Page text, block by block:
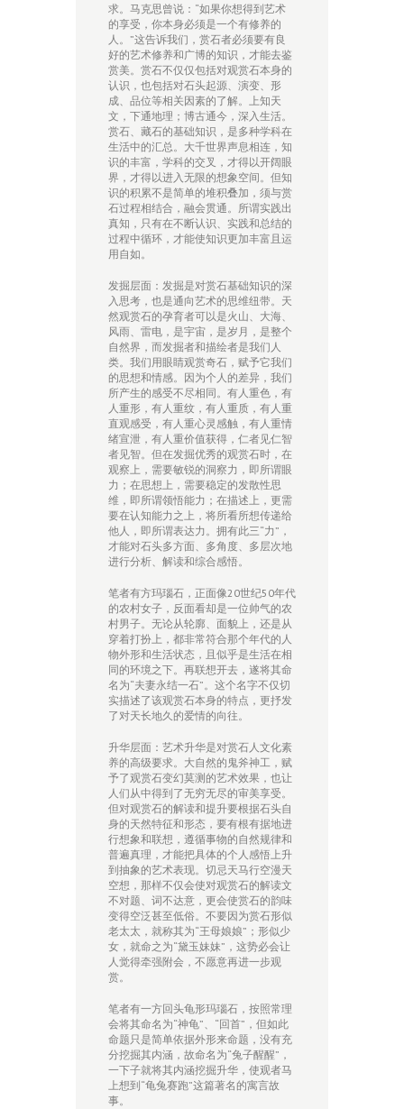
求。马克思曾说：“如果你想得到艺术
的享受，你本身必须是一个有修养的
人。”这告诉我们，赏石者必须要有良
好的艺术修养和广博的知识，才能去鉴
赏美。赏石不仅仅包括对观赏石本身的
认识，也包括对石头起源、演变、形
成、品位等相关因素的了解。上知天
文，下通地理；博古通今，深入生活。
赏石、藏石的基础知识，是多种学科在
生活中的汇总。大千世界声息相连，知
识的丰富，学科的交叉，才得以开阔眼
界，才得以进入无限的想象空间。但知
识的积累不是简单的堆积叠加，须与赏
石过程相结合，融会贯通。所谓实践出
真知，只有在不断认识、实践和总结的
过程中循环，才能使知识更加丰富且运
用自如。
发掘层面：发掘是对赏石基础知识的深
入思考，也是通向艺术的思维纽带。天
然观赏石的孕育者可以是火山、大海、
风雨、雷电，是宇宙，是岁月，是整个
自然界，而发掘者和描绘者是我们人
类。我们用眼睛观赏奇石，赋予它我们
的思想和情感。因为个人的差异，我们
所产生的感受不尽相同。有人重色，有
人重形，有人重纹，有人重质，有人重
直观感受，有人重心灵感触，有人重情
绪宣泄，有人重价值获得，仁者见仁智
者见智。但在发掘优秀的观赏石时，在
观察上，需要敏锐的洞察力，即所谓眼
力；在思想上，需要稳定的发散性思
维，即所谓领悟能力；在描述上，更需
要在认知能力之上，将所看所想传递给
他人，即所谓表达力。拥有此三“力”，
才能对石头多方面、多角度、多层次地
进行分析、解读和综合感悟。
笔者有方玛瑙石，正面像20世纪50年代
的农村女子，反面看却是一位帅气的农
村男子。无论从轮廓、面貌上，还是从
穿着打扮上，都非常符合那个年代的人
物外形和生活状态，且似乎是生活在相
同的环境之下。再联想开去，遂将其命
名为“夫妻永结一石”。这个名字不仅切
实描述了该观赏石本身的特点，更抒发
了对天长地久的爱情的向往。
升华层面：艺术升华是对赏石人文化素
养的高级要求。大自然的鬼斧神工，赋
予了观赏石变幻莫测的艺术效果，也让
人们从中得到了无穷无尽的审美享受。
但对观赏石的解读和提升要根据石头自
身的天然特征和形态，要有根有据地进
行想象和联想，遵循事物的自然规律和
普遍真理，才能把具体的个人感悟上升
到抽象的艺术表现。切忌天马行空漫天
空想，那样不仅会使对观赏石的解读文
不对题、词不达意，更会使赏石的韵味
变得空泛甚至低俗。不要因为赏石形似
老太太，就称其为“王母娘娘”；形似少
女，就命之为“黛玉妹妹”，这势必会让
人觉得牵强附会，不愿意再进一步观
赏。
笔者有一方回头龟形玛瑙石，按照常理
会将其命名为“神龟”、“回首”，但如此
命题只是简单依据外形来命题，没有充
分挖掘其内涵，故命名为“兔子醒醒”，
一下子就将其内涵挖掘升华，使观者马
上想到“龟兔赛跑”这篇著名的寓言故
事。